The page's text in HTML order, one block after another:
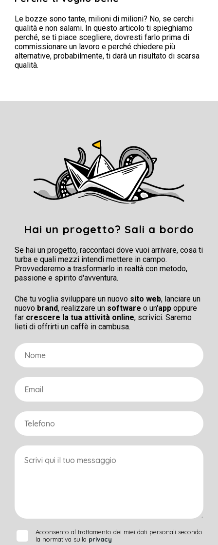
Le bozze sono tante, milioni di milioni? No, se cerchi
qualità e non salami. In questo articolo ti spieghiamo
perché, se ti piace scegliere, dovresti farlo prima di
commissionare un lavoro e perché chiedere più
alternative, probabilmente, ti darà un risultato di scarsa
qualità.
Hai un progetto? Sali a bordo
Se hai un progetto, raccontaci dove vuoi arrivare, cosa ti
turba e quali mezzi intendi mettere in campo.
Provvederemo a trasformarlo in realtà con metodo,
passione e spirito d'avventura.
Che tu voglia sviluppare un nuovo sito web, lanciare un
nuovo brand, realizzare un software o un'app oppure
far crescere la tua attività online, scrivici. Saremo
lieti di offrirti un caffè in cambusa.
Acconsento al trattamento dei miei dati personali secondo
la normativa sulla privacy